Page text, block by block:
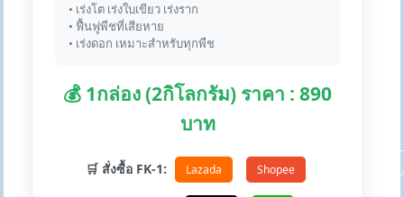
• เร่งโต เร่งใบเขียว เร่งราก
• ฟื้นฟูพืชที่เสียหาย
• เร่งดอก เหมาะสำหรับทุกพืช
💰 1กล่อง (2กิโลกรัม) ราคา : 890
บาท
🛒 สั่งซื้อ FK-1: Lazada Shopee